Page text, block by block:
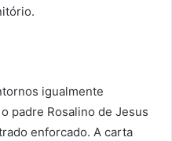
igualmente
padre Rosalino de Jesus
enforcado. A carta